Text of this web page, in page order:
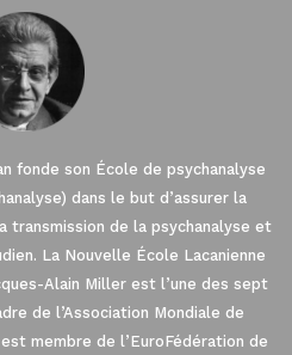
fonde son École de psychanalyse
dans le but d’assurer la
transmission de la psychanalyse et
La Nouvelle École Lacanienne
Alain Miller est l’une des sept
de l’Association Mondiale de
membre de l’EuroFédération de